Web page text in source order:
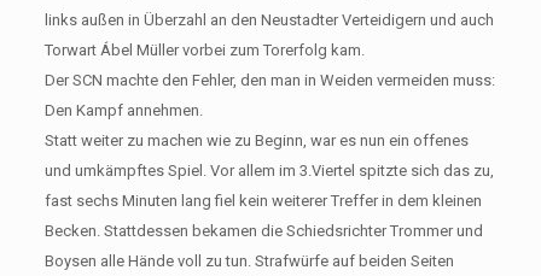
links außen in Überzahl an den Neustadter Verteidigern und auch
Torwart Ábel Müller vorbei zum Torerfolg kam.
Der SCN machte den Fehler, den man in Weiden vermeiden muss:
Den Kampf annehmen.
Statt weiter zu machen wie zu Beginn, war es nun ein offenes
und umkämpftes Spiel. Vor allem im 3.Viertel spitzte sich das zu,
fast sechs Minuten lang fiel kein weiterer Treffer in dem kleinen
Becken. Stattdessen bekamen die Schiedsrichter Trommer und
Boysen alle Hände voll zu tun. Strafwürfe auf beiden Seiten